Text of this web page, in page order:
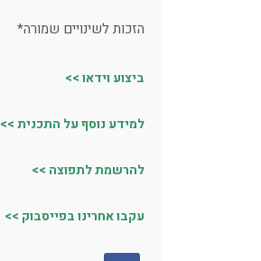
הזכות לשינויים שמורה*
ביצוע וידאו >>
למידע נוסף על התכנית >>
להרשמת לתפוצה >>
עקבו אחרינו בפייסבוק >>